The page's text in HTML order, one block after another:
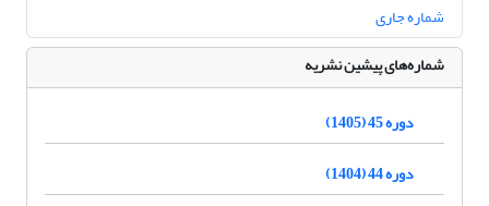
شماره جاری
شماره‌های پیشین نشریه
دوره 45 (1405)
دوره 44 (1404)